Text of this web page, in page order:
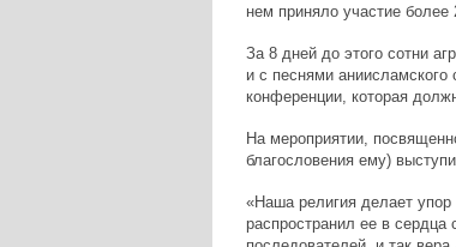
нем приняло участие более
За 8 дней до этого сотни
и с песнями
конференции, которая
На мероприятии,
благословения ему)
«Наша религия делает
распространил ее в сердца